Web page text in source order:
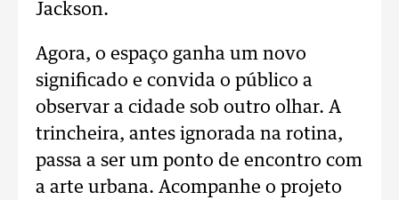
Jackson.
Agora, o espaço ganha um novo
significado e convida o público a
observar a cidade sob outro olhar. A
trincheira, antes ignorada na rotina,
passa a ser um ponto de encontro com
a arte urbana. Acompanhe o projeto